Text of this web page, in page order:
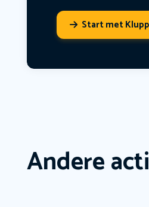
Start met
Andere